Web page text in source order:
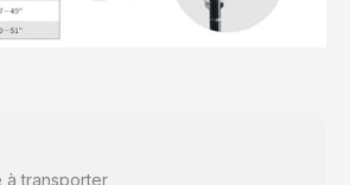
à transporter